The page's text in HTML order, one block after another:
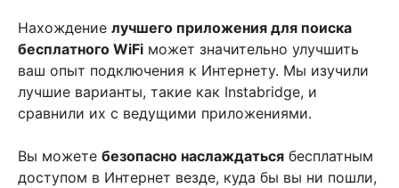
Нахождение лучшего приложения для поиска
бесплатного WiFi может значительно улучшить
ваш опыт подключения к Интернету. Мы изучили
лучшие варианты, такие как Instabridge, и
сравнили их с ведущими приложениями.
Вы можете безопасно наслаждаться бесплатным
доступом в Интернет везде, куда бы вы ни пошли,